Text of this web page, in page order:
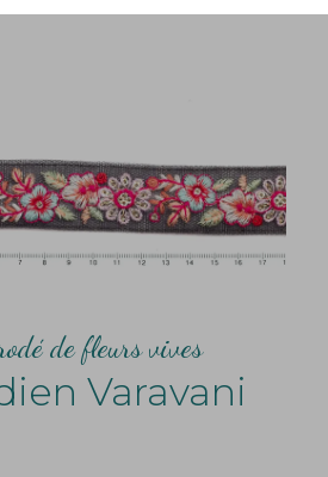
de fleurs vives
Varavani